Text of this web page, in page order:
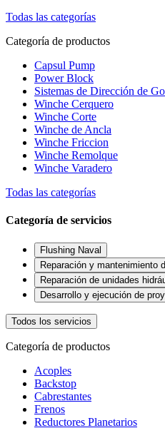
Todas las categorías
Categoría de productos
Capsul Pump
Power Block
Sistemas de Dirección de
Winche Cerquero
Winche Corte
Winche de Ancla
Winche Friccion
Winche Remolque
Winche Varadero
Todas las categorías
Categoría de servicios
Flushing Naval
Reparación y mantenimiento
Reparación de unidades
Todos los servicios
Categoría de productos
Acoples
Backstop
Cabrestantes
Frenos
Reductores Planetarios